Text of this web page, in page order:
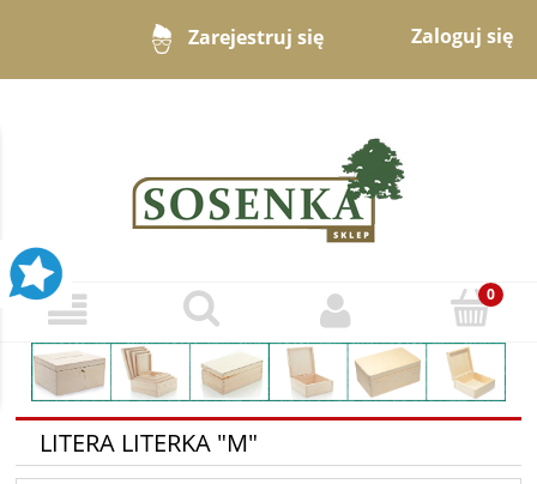
Zarejestruj się Zaloguj się
LITERA LITERKA "M"